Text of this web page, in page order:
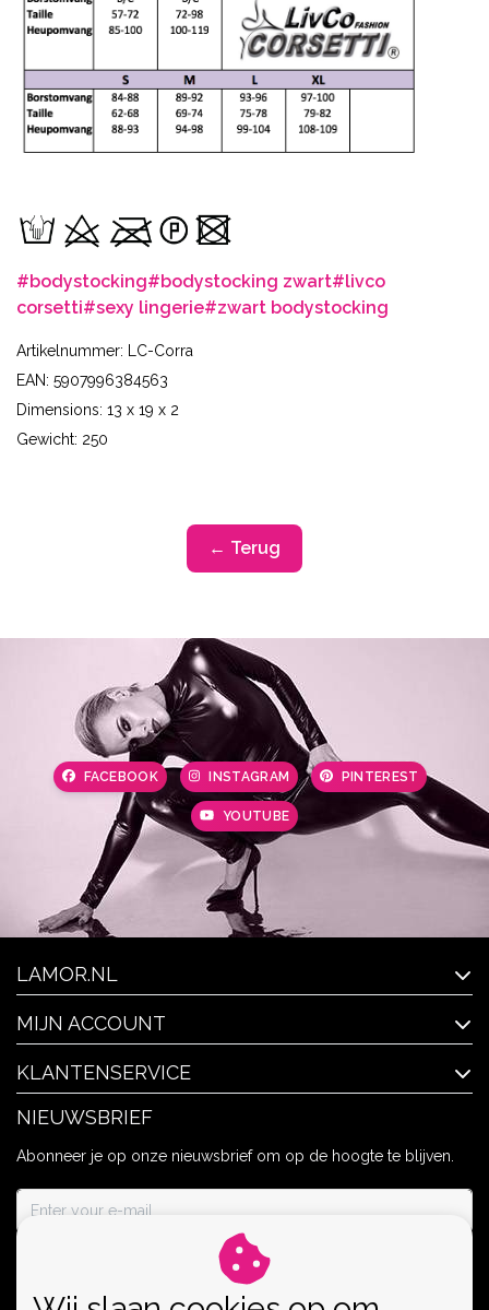
#bodystocking#bodystocking zwart#livco
corsetti#sexy lingerie#zwart bodystocking
Artikelnummer: LC-Corra
EAN: 5907996384563
Dimensions: 13 x 19 x 2
Gewicht: 250
← Terug
FACEBOOK INSTAGRAM PINTEREST
YOUTUBE
LAMOR.NL
MIJN ACCOUNT
KLANTENSERVICE
NIEUWSBRIEF
Abonneer je op onze nieuwsbrief om op de hoogte te blijven.